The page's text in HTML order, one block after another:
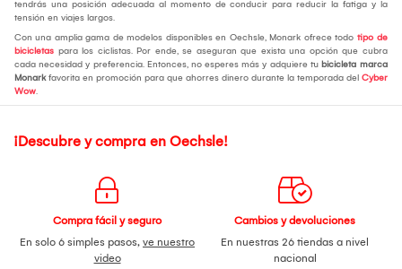
tendrás una posición adecuada al momento de conducir para reducir la fatiga y la
tensión en viajes largos.
Con una amplia gama de modelos disponibles en Oechsle, Monark ofrece todo tipo de
bicicletas para los ciclistas. Por ende, se aseguran que exista una opción que cubra
cada necesidad y preferencia. Entonces, no esperes más y adquiere tu bicicleta marca
Monarkfavorita en promoción para que ahorres dinero durante la temporada del Cyber
Wow.
¡Descubre y compra en Oechsle!
Compra fácil y seguro
En solo 6 simples pasos, ve nuestro
video
Cambios y devoluciones
En nuestras 26 tiendas a nivel
nacional